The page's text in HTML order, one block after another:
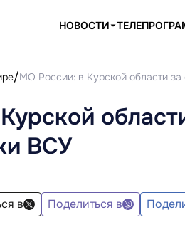
НОВОСТИ
МО России: в Курской области
ВСУ
в Поделиться в